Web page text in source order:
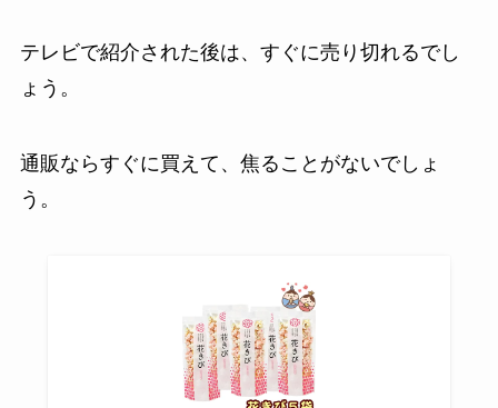
テレビで紹介された後は、すぐに売り切れるでし
ょう。
通販ならすぐに買えて、焦ることがないでしょ
う。